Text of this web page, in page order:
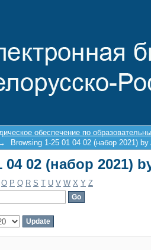
обеспечение по
Browsing 1-25 01 04 02 (набор 2021) by
04 02 (набор 2021)
O P Q R S T U V W X Y Z